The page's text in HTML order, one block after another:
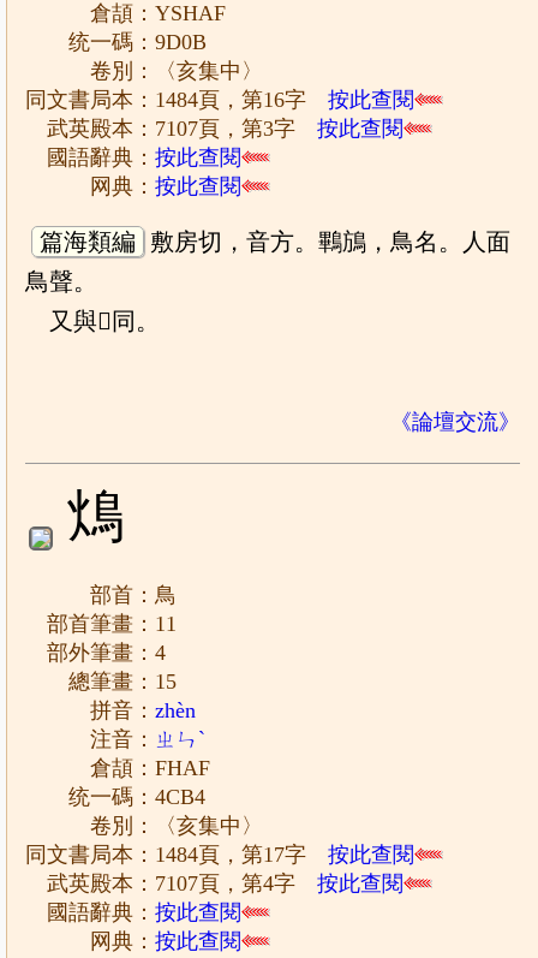
倉頡：YSHAF
统一碼：9D0B
卷別：〈亥集中〉
同文書局本：1484頁，第16字按此查閱
武英殿本：7107頁，第3字按此查閱
國語辭典：按此查閱
网典：按此查閱
篇海類編
敷房切，音方。鷝鴋，鳥名。人面
鳥聲。
又與𨾔同。
《論壇交流》
䲴
部首：鳥
部首筆畫：11
部外筆畫：4
總筆畫：15
拼音：zhèn
注音： ㄓㄣˋ
倉頡：FHAF
统一碼：4CB4
卷別：〈亥集中〉
同文書局本：1484頁，第17字按此查閱
武英殿本：7107頁，第4字按此查閱
國語辭典：按此查閱
网典：按此查閱